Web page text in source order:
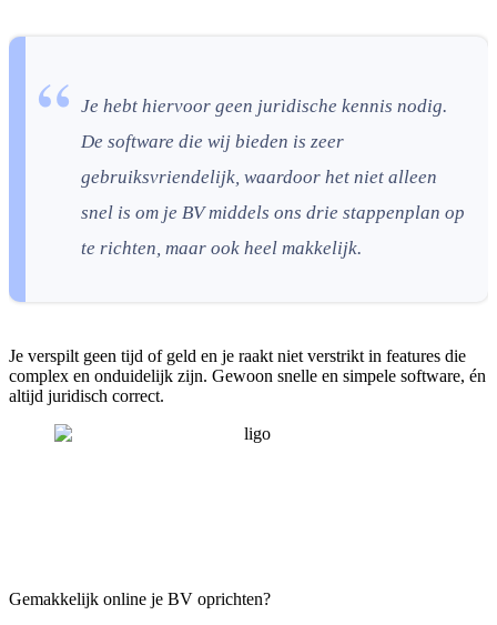
Je hebt hiervoor geen juridische kennis nodig.
De software die wij bieden is zeer
gebruiksvriendelijk, waardoor het niet alleen
snel is om je BV middels ons drie stappenplan op
te richten, maar ook heel makkelijk.
Je verspilt geen tijd of geld en je raakt niet verstrikt in features die
complex en onduidelijk zijn. Gewoon snelle en simpele software, én
altijd juridisch correct.
Gemakkelijk online je BV oprichten?